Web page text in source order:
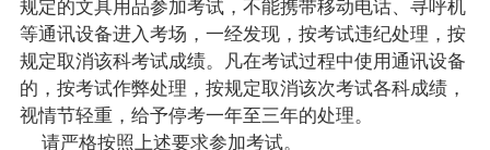
等通讯设备进入考场，一经发现，按考试违纪处理，按
规定取消该科考试成绩。凡在考试过程中使用通讯设备
的，按考试作弊处理，按规定取消该次考试各科成绩，
视情节轻重，给予停考一年至三年的处理。
请严格按照上述要求参加考试。